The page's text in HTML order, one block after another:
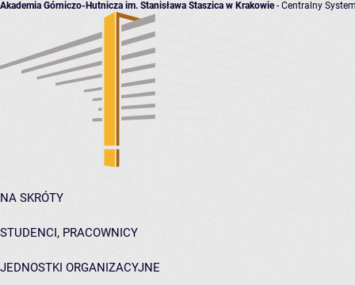
Akademia Górniczo-Hutnicza im. Stanisława Staszica w Krakowie- Centralny
NA SKRÓTY
STUDENCI, PRACOWNICY
JEDNOSTKI ORGANIZACYJNE